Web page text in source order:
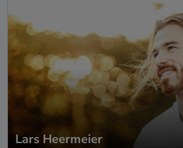
Lars Heermeier